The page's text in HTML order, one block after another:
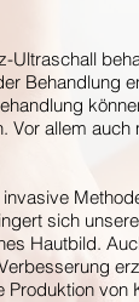
Behandlung
Vor allem
sich
Hautbild.
von